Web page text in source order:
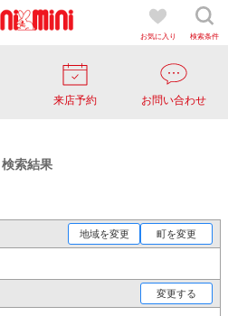
お気に入り 検索条件
来店予約 お問い合わせ
索結果
地域を変更 町を変更
変更する